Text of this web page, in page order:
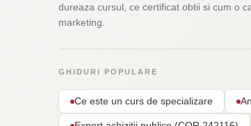
dureaza cursul, ce certificat obtii si cum o
marketing.
GHIDURI POPULARE
Ce este un curs de specializare